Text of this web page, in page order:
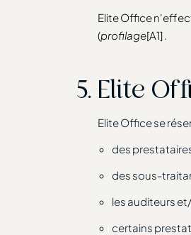
Elite Office
(profilage[A1].
Elite
Elite Office se
des
des sous-
les auditeurs
certains